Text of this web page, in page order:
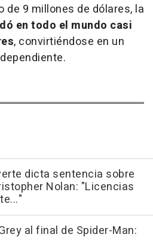
de 9 millones de dólares, la
en todo el mundo casi
, convirtiéndose en un
dicta sentencia sobre
Nolan: "Licencias
al final de Spider-Man: